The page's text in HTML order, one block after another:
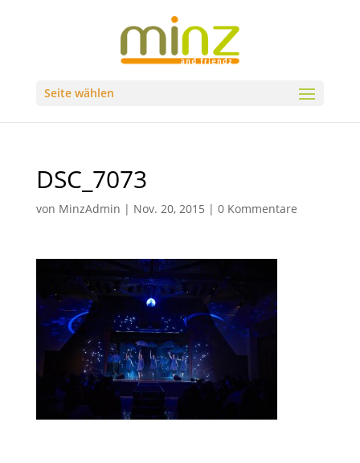
Seite wählen
DSC_7073
von MinzAdmin | Nov. 20, 2015 | 0 Kommentare